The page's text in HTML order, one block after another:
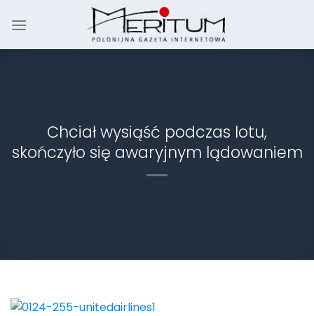
Chciał wysiąść podczas lotu,
skończyło się awaryjnym lądowaniem